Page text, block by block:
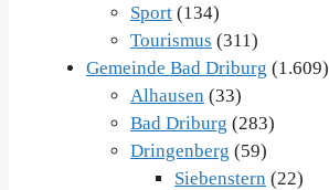
Sport (134)
Tourismus (311)
Gemeinde Bad Driburg (1.609)
Alhausen (33)
Bad Driburg (283)
Dringenberg (59)
Siebenstern (22)